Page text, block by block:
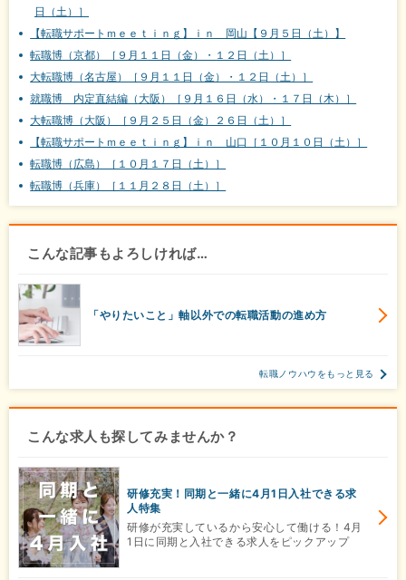
日（土）］
【転職サポートｍｅｅｔｉｎｇ】ｉｎ 岡山【９月５日（土）】
転職博（京都）［９月１１日（金）・１２日（土）］
大転職博（名古屋）［９月１１日（金）・１２日（土）］
就職博 内定直結編（大阪）［９月１６日（水）・１７日（木）］
大転職博（大阪）［９月２５日（金）２６日（土）］
【転職サポートｍｅｅｔｉｎｇ】ｉｎ 山口［１０月１０日（土）］
転職博（広島）［１０月１７日（土）］
転職博（兵庫）［１１月２８日（土）］
こんな記事もよろしければ…
「やりたいこと」軸以外での転職活動の進め方
転職ノウハウをもっと見る
こんな求人も探してみませんか？
研修充実！同期と一緒に4月1日入社できる求
人特集
研修が充実しているから安心して働ける！4月
1日に同期と入社できる求人をピックアップ